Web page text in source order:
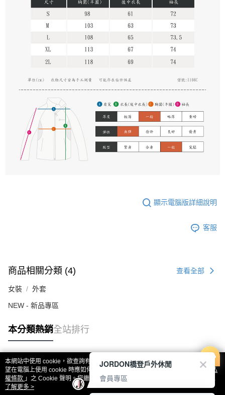
顯示電腦版詳細說明
客服
商品相關分類 (4) 查看全部
女裝 外套
NEW - 新品專區
本分類熱銷全站排行
熱門標籤
本網站中使用 cookie，欲查詢有關本網站使用 cookie 方式之詳情，及若您不希
望在電腦上使用 cookie 時應如何變更電腦的 cookie 設定，請參閱本網站「
隱私
權條款 」之 Cookie 聲明。您繼續使用本網站即表示您同意本公司得按本網站使
用條款之 Cookie 聲明使用 cookie。
了解更多 >
JORDON橋登戶外休閒
會員專區